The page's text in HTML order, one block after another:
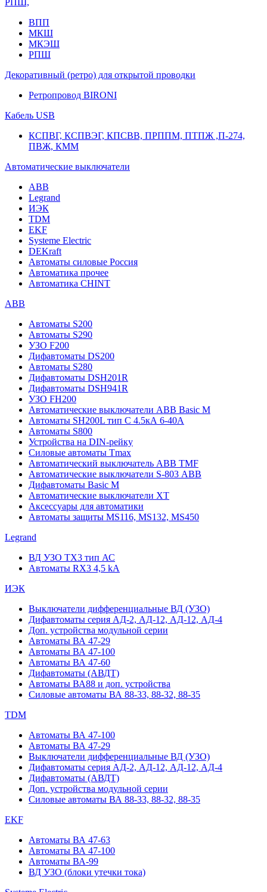
РПШ,
ВПП
МКШ
МКЭШ
РПШ
Декоративный (ретро) для открытой проводки
Ретропровод BIRONI
Кабель USB
КСПВГ, КСПВЭГ, КПСВВ, ПРППМ, ПТПЖ ,П-274,
ПВЖ, КММ
Автоматические выключатели
ABB
Legrand
ИЭК
TDM
EKF
Systeme Electric
DEKraft
Автоматы силовые Россия
Автоматика прочее
Автоматика CHINT
ABB
Автоматы S200
Автоматы S290
УЗО F200
Дифавтоматы DS200
Автоматы S280
Дифавтоматы DSH201R
Дифавтоматы DSH941R
УЗО FH200
Автоматические выключатели ABB Basic M
Автоматы SH200L тип С 4.5кА 6-40А
Автоматы S800
Устройства на DIN-рейку
Силовые автоматы Tmax
Автоматический выключатель ABB TMF
Автоматические выключатели S-803 АВВ
Дифавтоматы Basic M
Автоматические выключатели XT
Аксессуары для автоматики
Автоматы защиты MS116, MS132, MS450
Legrand
ВД УЗО TX3 тип АС
Автоматы RX3 4,5 kA
ИЭК
Выключатели дифференциальные ВД (УЗО)
Дифавтоматы серия АД-2, АД-12, АД-12, АД-4
Доп. устройства модульной серии
Автоматы ВА 47-29
Автоматы ВА 47-100
Автоматы ВА 47-60
Дифавтоматы (АВДТ)
Автоматы ВА88 и доп. устройства
Силовые автоматы ВА 88-33, 88-32, 88-35
TDM
Автоматы ВА 47-100
Автоматы ВА 47-29
Выключатели дифференциальные ВД (УЗО)
Дифавтоматы серия АД-2, АД-12, АД-12, АД-4
Дифавтоматы (АВДТ)
Доп. устройства модульной серии
Силовые автоматы ВА 88-33, 88-32, 88-35
EKF
Автоматы ВА 47-63
Автоматы ВА 47-100
Автоматы ВА-99
ВД УЗО (блоки утечки тока)